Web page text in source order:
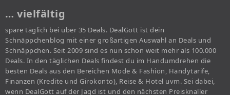
… vielfältig
spare täglich bei über 35 Deals. DealGott ist dein
Schnäppchenblog mit einer großartigen Auswahl an Deals und
Schnäppchen. Seit 2009 sind es nun schon weit mehr als 100.000
Deals. In den täglichen Deals findest du im Handumdrehen die
besten Deals aus den Bereichen Mode & Fashion, Handytarife,
Finanzen (Kredite und Girokonto), Reise & Hotel uvm. Sei dabei,
wenn DealGott auf der Jagd ist und den nächsten Preisknaller